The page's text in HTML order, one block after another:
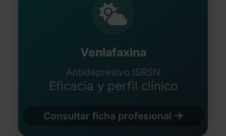
Venlafaxina
Antidepresivo ISRSN
Eficacia y perfil clínico
Consultar ficha profesional